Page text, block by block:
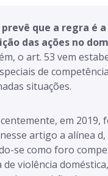
prevê que a regra é a
das ações no
o art. 53 vem
de
situações.
em 2019,
artigo a alínea d,
se como foro
de violência doméstica,